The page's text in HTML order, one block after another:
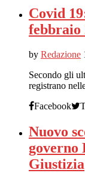
Covid
febbraio
by Redazione
Secondo gli
registrano
Facebook
Nuovo
governo
Giustizia